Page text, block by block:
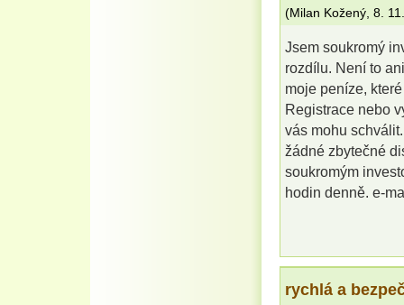
(Milan Kožený, 8.
Jsem soukromý
rozdílu. Není to
moje peníze,
Registrace nebo
vás mohu
žádné zbytečné
soukromým
hodin denně. e-
rychlá a